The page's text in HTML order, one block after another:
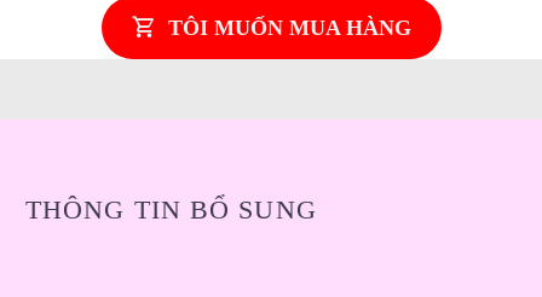
TÔI MUỐN MUA HÀNG
THÔNG TIN BỔ SUNG